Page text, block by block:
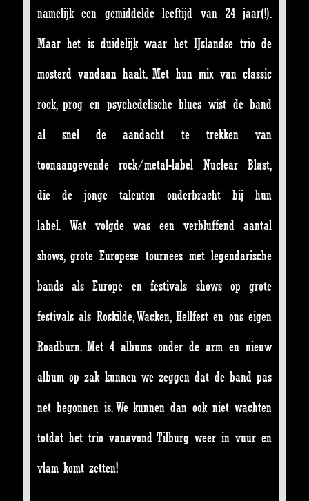
namelijk een gemiddelde leeftijd van 24 jaar(!).
Maar het is duidelijk waar het IJslandse trio de
mosterd vandaan haalt. Met hun mix van classic
rock, prog en psychedelische blues wist de band
al snel de aandacht te trekken van
toonaangevende rock/metal-label Nuclear Blast,
die de jonge talenten onderbracht bij hun
label. Wat volgde was een verbluffend aantal
shows, grote Europese tournees met legendarische
bands als Europe en festivals shows op grote
festivals als Roskilde, Wacken, Hellfest en ons eigen
Roadburn. Met 4 albums onder de arm en nieuw
album op zak kunnen we zeggen dat de band pas
net begonnen is. We kunnen dan ook niet wachten
totdat het trio vanavond Tilburg weer in vuur en
vlam komt zetten!